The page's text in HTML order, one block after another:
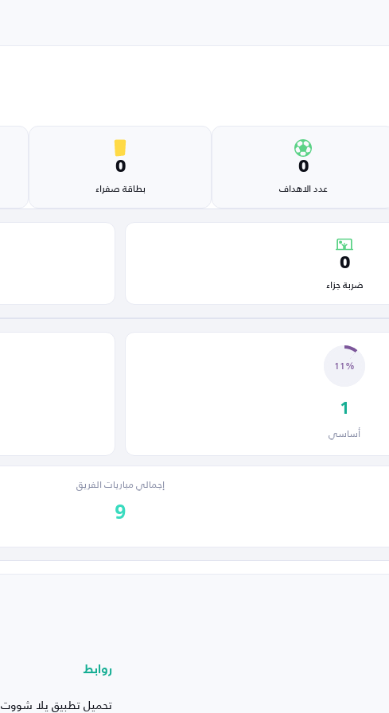
0
عدد الاهداف
0
بطاقة صفراء
0
ضربة جزاء
11%
1
أساسي
إجمالي مباريات الفريق
9
روابط
تحميل تطبيق يلا شووت